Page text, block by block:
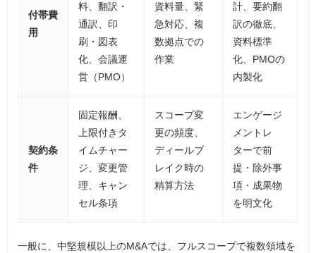
付帯費
用
料、翻訳・
通訳、印
刷・図表
化、会議運
営（PMO）
資料量、緊
急対応、複
数拠点での
作業
計、要約翻
訳の徹底、
資料標準
化、PMOの
内製化
契約条
件
固定報酬、
上限付きタ
イムチャー
ジ、変更管
理、キャン
セル条項
スコープ変
更の頻度、
ディールブ
レイク時の
精算方法
エンゲージ
メントレ
ターで前
提・除外事
項・成果物
を明文化
一般に、中堅規模以上のM&Aでは、フルスコープで複数領域を